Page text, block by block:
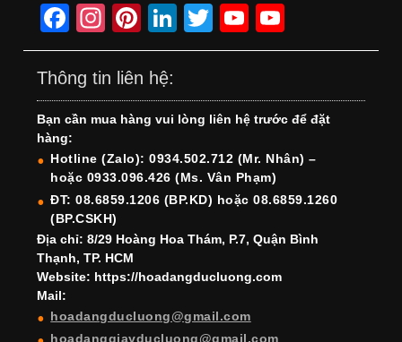
F
a
c
e
b
o
o
k
In
st
a
gr
a
m
Pi
nt
er
e
st
Li
n
e
dI
n
T
wi
er
Y
o
T
u
b
e
o
T
u
b
e
h
Thông tin liên hệ:
Bạn cần mua hàng vui lòng liên hệ trước để đặt
hàng:
Hotline (Zalo): 0934.502.712 (Mr. Nhân) –
hoặc 0933.096.426 (Ms. Vân Phạm)
ĐT: 08.6859.1206 (BP.KD) hoặc 08.6859.1260
(BP.CSKH)
Địa chỉ: 8/29 Hoàng Hoa Thám, P.7, Quận Bình
Thạnh, TP. HCM
Website: https://hoadangducluong.com
Mail:
hoadangducluong@gmail.com
hoadanggiayducluong@gmail.com